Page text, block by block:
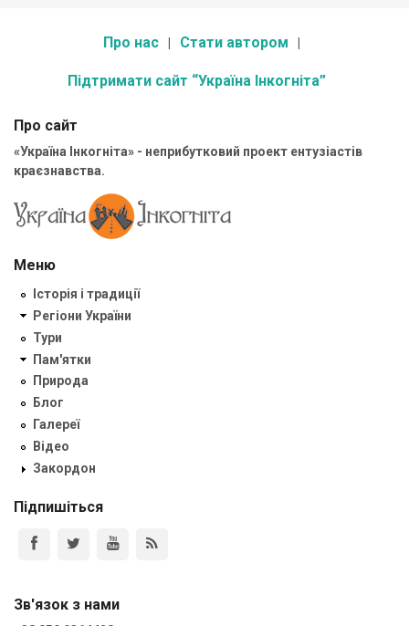
Про нас Стати автором
Підтримати сайт “Україна Інкогніта”
Про сайт
«Україна Інкогніта» - неприбутковий проект ентузіастів
краєзнавства.
Меню
Історія і традиції
Регіони України
Тури
Пам'ятки
Природа
Блог
Галереї
Відео
Закордон
Підпишіться
Зв'язок з нами